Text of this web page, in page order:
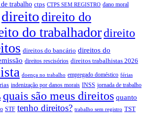
trabalho ctps CTPS SEM REGISTRO dano moral
direito direito do
do trabalhadordireito
direitos do bancário direitos do
direitos rescisórios direitos trabalhistas 2026
doença no trabalho empregado doméstico férias
indenização por danos morais INSS jornada de trabalho
quais são meus direitos quanto
STF tenho direitos? trabalho sem registro TST